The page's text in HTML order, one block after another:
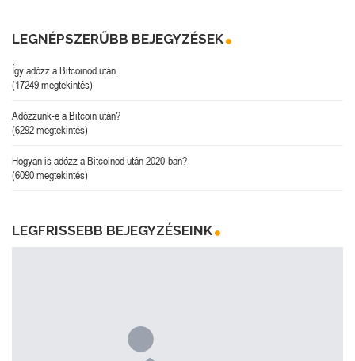
LEGNÉPSZERŰBB BEJEGYZÉSEK
Így adózz a Bitcoinod után.
(17249 megtekintés)
Adózzunk-e a Bitcoin után?
(6292 megtekintés)
Hogyan is adózz a Bitcoinod után 2020-ban?
(6090 megtekintés)
LEGFRISSEBB BEJEGYZÉSEINK